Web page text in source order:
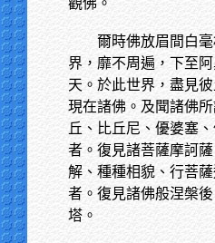
觀佛。
爾時佛放眉間白
界，靡不周遍，下至
天。於此世界，盡見
現在諸佛。及聞諸佛
丘、比丘尼、優婆塞
者。復見諸菩薩摩訶
解、種種相貌、行菩
者。復見諸佛般涅槃
塔。